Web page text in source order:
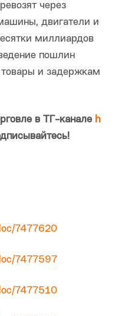
через
двигатели и
миллиардов
пошлин
товары и задержкам
в ТГ-канале h
7477620
7477597
7477510